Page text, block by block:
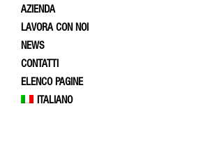
AZIENDA
LAVORA CON NOI
NEWS
CONTATTI
ELENCO PAGINE
ITALIANO